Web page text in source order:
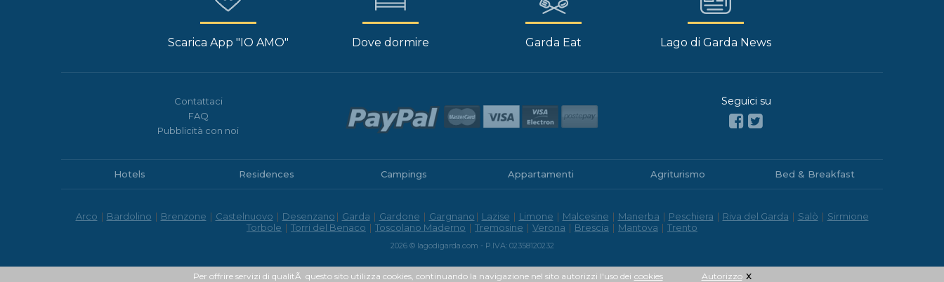
Scarica App "IO AMO" Dove dormire Garda Eat Lago di Garda News
Contattaci
FAQ
Pubblicità con noi
Seguici su
Hotels Residences Campings Appartamenti Agriturismo Bed & Breakfast
Arco | Bardolino | Brenzone | Castelnuovo | Desenzano | Garda | Gardone | Gargnano | Lazise | Limone | Malcesine | Manerba | Peschiera | Riva del Garda | Salò | Sirmione
Torbole | Torri del Benaco | Toscolano Maderno | Tremosine | Verona | Brescia | Mantova | Trento
2026 © lagodigarda.com - P.IVA: 02358120232
Per offrire servizi di qualitÃ questo sito utilizza cookies, continuando la navigazione nel sito autorizzi l'uso dei cookies Autorizzo x